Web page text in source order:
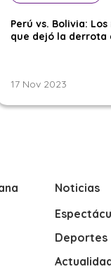
Perú vs. Bolivia:
que dejó la derrota
17 Nov 2023
Noticias
Deportes